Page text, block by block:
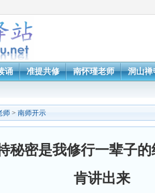
诵 准提共修 南怀瑾老师 洞山禅
师 > 南师开示
秘密是我修行一辈子
肯讲出来